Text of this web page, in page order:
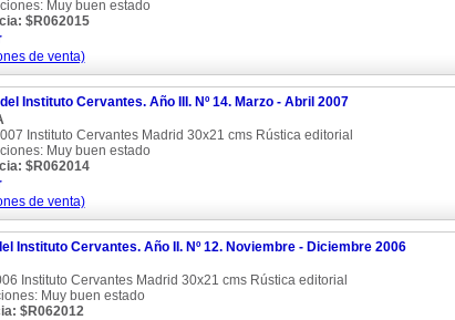
Muy buen estado
$R062015
de venta)
Instituto Cervantes. Año III. Nº 14. Marzo - Abril 2007
Instituto Cervantes Madrid 30x21 cms Rústica editorial
Muy buen estado
$R062014
de venta)
Instituto Cervantes. Año II. Nº 12. Noviembre - Diciembre 2006
Instituto Cervantes Madrid 30x21 cms Rústica editorial
Muy buen estado
$R062012